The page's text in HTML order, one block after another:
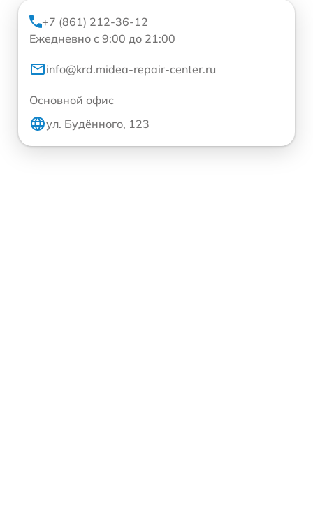
+7 (861) 212-36-12
Ежедневно с 9:00 до 21:00
info@krd.midea-repair-center.ru
Основной офис
ул. Будённого, 123